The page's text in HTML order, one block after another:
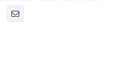
E-
Mail